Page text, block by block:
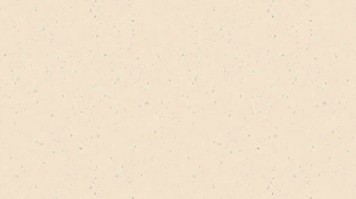
Пакеты Kraft filter
Пакеты Lux filter
Сумки Textile filter
Одноцветные filter
Многоцветные filter
коробки-сумки filter